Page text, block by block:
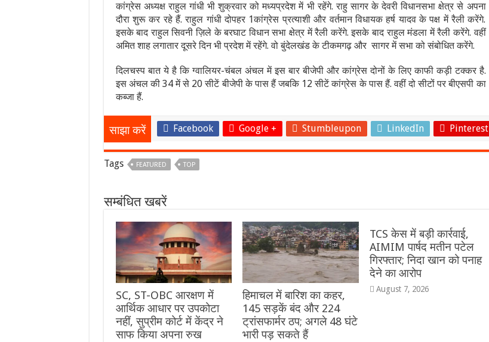
कांग्रेस अध्यक्ष राहुल गांधी भी शुक्रवार को मध्यप्रदेश में भी रहेंगे. राहु सागर के देवरी विधानसभा क्षेत्र से अपना
दौरा शुरू कर रहे हैं. राहुल गांधी दोपहर 1कांग्रेस प्रत्याशी और वर्तमान विधायक हर्ष यादव के पक्ष में रैली करेंगे.
इसके बाद राहुल सिवनी ज़िले के बरघाट विधान सभा क्षेत्र में रैली करेंगे. इसके बाद राहुल मंडला में रैली करेंगे. वहीं
अमित शाह लगातार दूसरे दिन भी प्रदेश में रहेंगे. वो बुंदेलखंड के टीकमगढ़ और सागर में सभा को संबोधित करेंगे.
दिलचस्प बात ये है कि ग्वालियर-चंबल अंचल में इस बार बीजेपी और कांग्रेस दोनों के लिए काफी कड़ी टक्कर है.
इस अंचल की 34 में से 20 सीटें बीजेपी के पास हैं जबकि 12 सीटें कांग्रेस के पास हैं. वहीं दो सीटों पर बीएसपी का
कब्जा हैं.
साझा करें Facebook Google + Stumbleupon LinkedIn Pinterest
Tags FEATURED TOP
सम्बंधित खबरें
SC, ST-OBC आरक्षण में
आर्थिक आधार पर उपकोटा
नहीं, सुप्रीम कोर्ट में केंद्र ने
साफ किया अपना रुख
हिमाचल में बारिश का कहर,
145 सड़कें बंद और 224
ट्रांसफार्मर ठप; अगले 48 घंटे
भारी पड़ सकते हैं
TCS केस में बड़ी कार्रवाई,
AIMIM पार्षद मतीन पटेल
गिरफ्तार; निदा खान को पनाह
देने का आरोप
August 7, 2026